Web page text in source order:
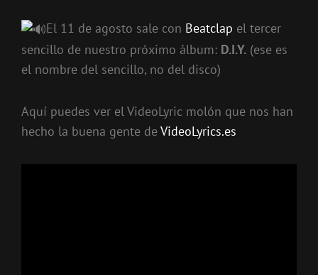
El 11 de agosto sale con Beatclap el tercer
sencillo de nuestro próximo álbum: D.I.Y. (ese es
el nombre del sencillo, no del disco)
Aquí puedes ver el VideoLyric molón que nos han
hecho la buena gente deVideoLyrics.es